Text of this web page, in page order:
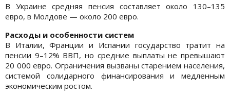
В Украине средняя пенсия составляет около 130–135
евро, в Молдове — около 200 евро.
Расходы и особенности систем
В Италии, Франции и Испании государство тратит на
пенсии 9–12% ВВП, но средние выплаты не превышают
20 000 евро. Ограничения вызваны старением населения,
системой солидарного финансирования и медленным
экономическим ростом.